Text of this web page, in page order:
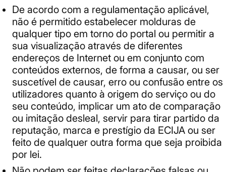
De acordo com a regulamentação aplicável,
não é permitido estabelecer molduras de
qualquer tipo em torno do portal ou permitir a
sua visualização através de diferentes
endereços de Internet ou em conjunto com
conteúdos externos, de forma a causar, ou ser
suscetível de causar, erro ou confusão entre os
utilizadores quanto à origem do serviço ou do
seu conteúdo, implicar um ato de comparação
ou imitação desleal, servir para tirar partido da
reputação, marca e prestígio da ECIJA ou ser
feito de qualquer outra forma que seja proibida
por lei.